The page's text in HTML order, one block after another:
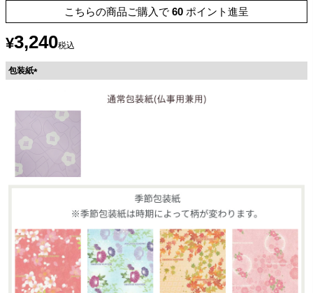
こちらの商品ご購入で 60 ポイント進呈
¥3,240税込
包装紙
須